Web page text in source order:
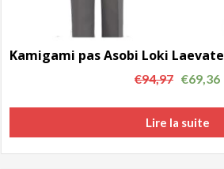
€94,97 €69,36
Lire la suite